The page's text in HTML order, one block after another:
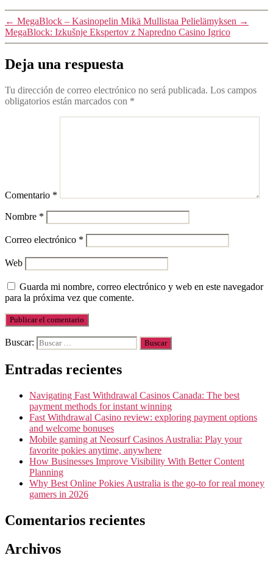
← MegaBlock – Kasinopelin Mikä Mullistaa Pelielämyksen →
MegaBlock: Izkušnje Ekspertov z Napredno Casino Igrico
Deja una respuesta
Tu dirección de correo electrónico no será publicada. Los campos
obligatorios están marcados con *
Comentario *
Nombre *
Correo electrónico *
Web
Guarda mi nombre, correo electrónico y web en este navegador
para la próxima vez que comente.
Buscar:
Entradas recientes
Navigating Fast Withdrawal Casinos Canada: The best
payment methods for instant winning
Fast Withdrawal Casino review: exploring payment options
and welcome bonuses
Mobile gaming at Neosurf Casinos Australia: Play your
favorite pokies anytime, anywhere
How Businesses Improve Visibility With Better Content
Planning
Why Best Online Pokies Australia is the go-to for real money
gamers in 2026
Comentarios recientes
Archivos